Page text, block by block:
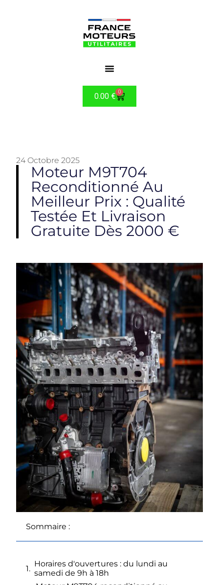
0.00 € 0
24 Octobre 2025
Moteur M9T704
Reconditionné Au
Meilleur Prix : Qualité
Testée Et Livraison
Gratuite Dès 2000 €
Sommaire :
Horaires d'ouvertures : du lundi au
samedi de 9h à 18h